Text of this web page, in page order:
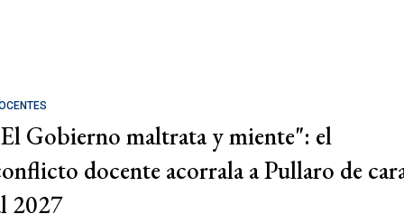
Gobierno maltrata y miente": el
docente acorrala a Pullaro de
2027